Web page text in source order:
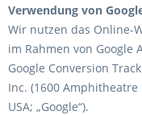
Verwendung von
Wir nutzen das Online-
im Rahmen von Google
Google Conversion
Inc. (1600 Amphitheatre
USA; „Google“).